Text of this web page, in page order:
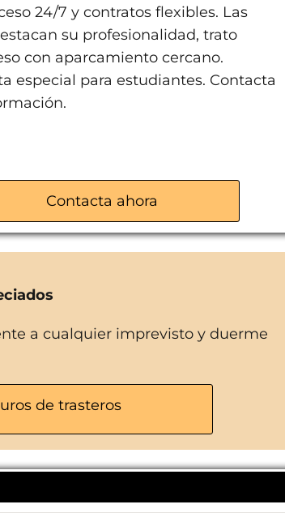
24/7 y contratos flexibles. Las
su profesionalidad, trato
con aparcamiento cercano.
especial para estudiantes. Contacta
avanzada
Contacta ahora
a cualquier imprevisto y duerme
de trasteros